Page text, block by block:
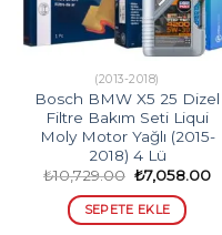
(2013-2018)
Bosch BMW X5 25 Dizel
Filtre Bakım Seti Liqui
Moly Motor Yağlı (2015-
2018) 4 Lü
₺10,729.00 Orijinal
fiyat:
₺10,729.00.
₺7,058.00Şu
SEPETE EKLE